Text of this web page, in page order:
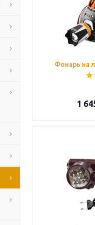
Фонарь на
1